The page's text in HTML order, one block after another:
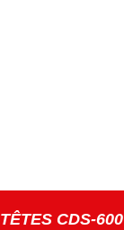
TÊTES CDS-600